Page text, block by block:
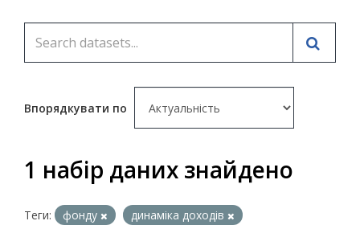
Впорядкувати по
1 набір даних знайдено
Теги: фонду
динаміка доходів